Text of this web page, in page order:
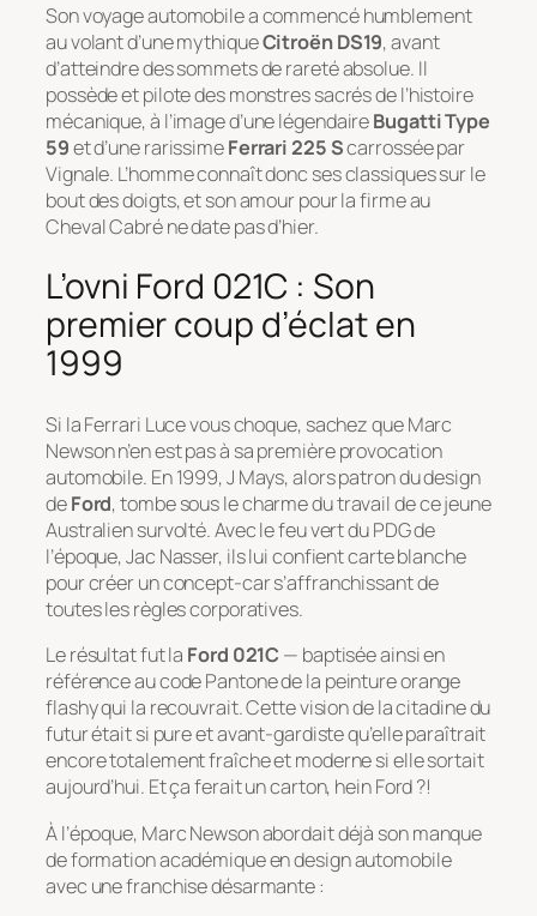
Son voyage automobile a commencé humblement
au volant d’une mythiqueCitroën DS19, avant
d’atteindre des sommets de rareté absolue. Il
possède et pilote des monstres sacrés de l’histoire
mécanique, à l’image d’une légendaireBugatti Type
59et d’une rarissimeFerrari 225 Scarrossée par
Vignale. L’homme connaît donc ses classiques sur le
bout des doigts, et son amour pour la firme au
Cheval Cabré ne date pas d’hier.
L’ovni Ford 021C : Son
premier coup d’éclat en
1999
Si la Ferrari Luce vous choque, sachez que Marc
Newson n’en est pas à sa première provocation
automobile. En 1999, J Mays, alors patron du design
deFord, tombe sous le charme du travail de ce jeune
Australien survolté. Avec le feu vert du PDG de
l’époque, Jac Nasser, ils lui confient carte blanche
pour créer un concept-car s’affranchissant de
toutes les règles corporatives.
Le résultat fut la Ford 021C — baptisée ainsi en
référence au code Pantone de la peinture orange
flashy qui la recouvrait. Cette vision de la citadine du
futur était si pure et avant-gardiste qu’elle paraîtrait
encore totalement fraîche et moderne si elle sortait
aujourd’hui. Et ça ferait un carton, hein Ford ?!
À l’époque, Marc Newson abordait déjà son manque
de formation académique en design automobile
avec une franchise désarmante :